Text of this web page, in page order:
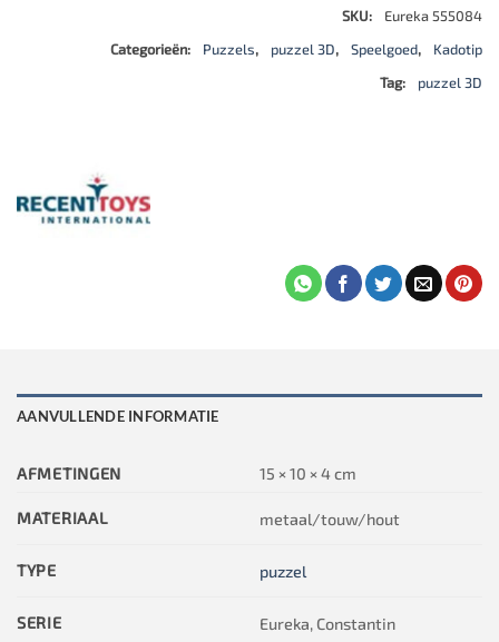
SKU:
Eureka 555084
Categorieën:
Puzzels, puzzel 3D, Speelgoed,
Kadotip
Tag:
puzzel 3D
AANVULLENDE INFORMATIE
AFMETINGEN 15 × 10 × 4 cm
MATERIAAL metaal/touw/hout
TYPE puzzel
SERIE Eureka, Constantin